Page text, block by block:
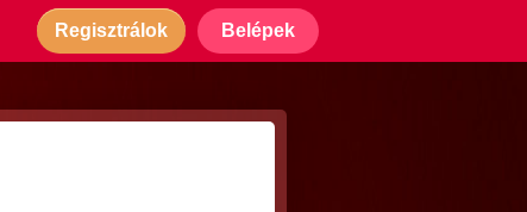
Regisztrálok Belépek